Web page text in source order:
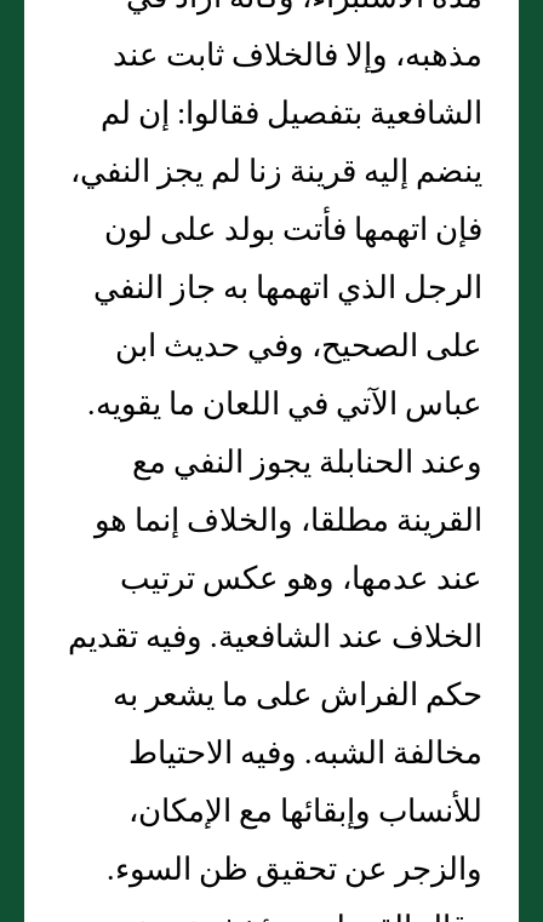
مذهبه، وإلا فالخلاف ثابت عند
الشافعية بتفصيل فقالوا: إن لم
ينضم إليه قرينة زنا لم يجز النفي،
فإن اتهمها فأتت بولد على لون
الرجل الذي اتهمها به جاز النفي
على الصحيح، وفي حديث ابن
عباس الآتي في اللعان ما يقويه.
وعند الحنابلة يجوز النفي مع
القرينة مطلقا، والخلاف إنما هو
عند عدمها، وهو عكس ترتيب
الخلاف عند الشافعية. وفيه تقديم
حكم الفراش على ما يشعر به
مخالفة الشبه. وفيه الاحتياط
للأنساب وإبقائها مع الإمكان،
والزجر عن تحقيق ظن السوء.